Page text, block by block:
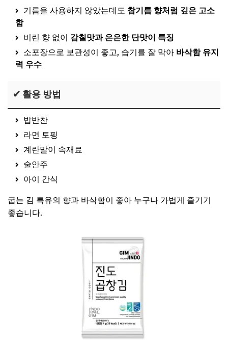
기름을 사용하지 않았는데도 참기름 향처럼 깊은 고소
함
비린 향 없이 감칠맛과 은은한 단맛이 특징
소포장으로 보관성이 좋고, 습기를 잘 막아 바삭함 유지
력 우수
✔ 활용 방법
밥반찬
라면 토핑
계란말이 속재료
술안주
아이 간식
굽는 김 특유의 향과 바삭함이 좋아 누구나 가볍게 즐기기
좋습니다.